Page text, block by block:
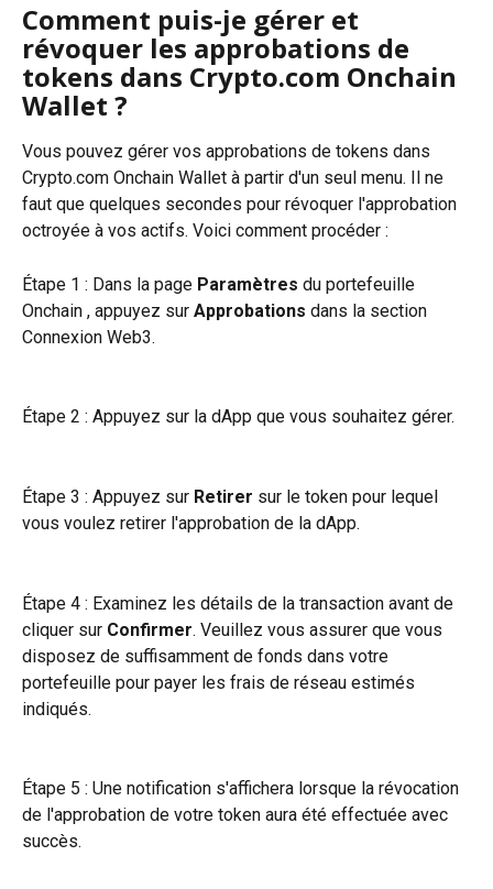
Comment puis-je gérer et
révoquer les approbations de
tokens dans Crypto.com Onchain
Wallet ?
Vous pouvez gérer vos approbations de tokens dans
Crypto.com Onchain Wallet à partir d'un seul menu. Il ne
faut que quelques secondes pour révoquer l'approbation
octroyée à vos actifs. Voici comment procéder :
Étape 1 : Dans la page Paramètres du portefeuille
Onchain , appuyez sur Approbations dans la section
Connexion Web3.
Étape 2 : Appuyez sur la dApp que vous souhaitez gérer.
Étape 3 : Appuyez sur Retirer sur le token pour lequel
vous voulez retirer l'approbation de la dApp.
Étape 4 : Examinez les détails de la transaction avant de
cliquer sur Confirmer. Veuillez vous assurer que vous
disposez de suffisamment de fonds dans votre
portefeuille pour payer les frais de réseau estimés
indiqués.
Étape 5 : Une notification s'affichera lorsque la révocation
de l'approbation de votre token aura été effectuée avec
succès.